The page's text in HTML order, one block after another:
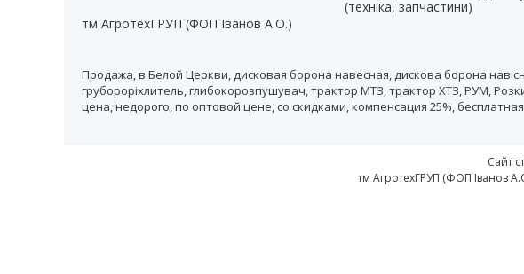
тм АгротехГРУП (ФОП Іванов А.О.)
(техніка, запчастини)
Продажа, в Белой Церкви, дисковая борона навесная, дискова борона
грубороріхлитель, глибокорозпушувач, трактор МТЗ, трактор ХТЗ, РУМ,
цена, недорого, по оптовой цене, со скидками, компенсация 25%,
Сайт